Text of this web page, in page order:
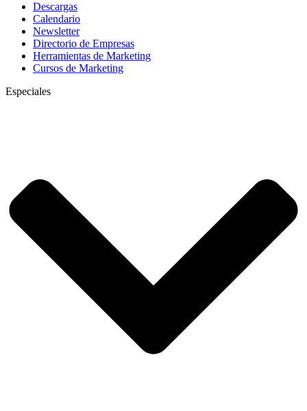
Descargas
Calendario
Newsletter
Directorio de Empresas
Herramientas de Marketing
Cursos de Marketing
Especiales